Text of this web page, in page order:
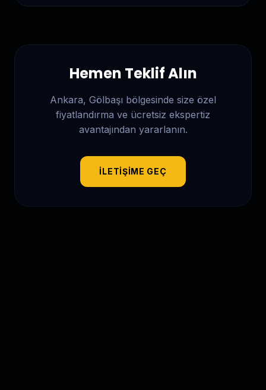
Hemen Teklif Alın
Ankara, Gölbaşı bölgesinde size özel
fiyatlandırma ve ücretsiz ekspertiz
avantajından yararlanın.
İLETIŞIME GEÇ